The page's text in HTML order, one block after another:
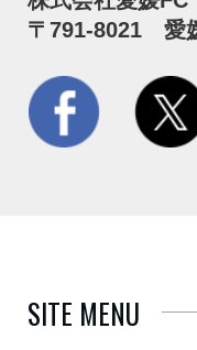
〒791-8021 愛
SITE MENU